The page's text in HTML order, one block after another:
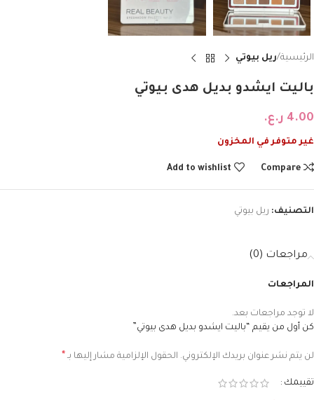
الرئيسية ريل بيوتي
باليت ايشدو بديل هدى بيوتي
4.00 ر.ع.
غير متوفر في المخزون
Compare
Add to wishlist
التصنيف: ريل بيوتي
مراجعات (0)
المراجعات
لا توجد مراجعات بعد.
كن أول من يقيم “باليت ايشدو بديل هدى بيوتي”
لن يتم نشر عنوان بريدك الإلكتروني. الحقول الإلزامية مشار إليها بـ *
تقييمك